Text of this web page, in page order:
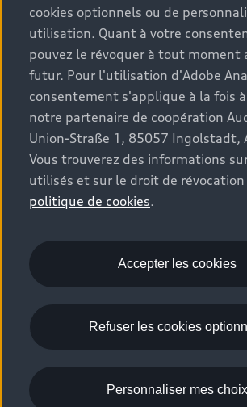
Modèles électriques
Hybrides plug-in
Configurateur
Véhicules neufs disponibles
Audi Gebrauchtwagen :plus
Clients professionnels
Audi exclusive
Accessoires d'origine Audi
Audi Services
Services numériques Audi
myAudi
Garantie & assistance
Partenaire Service Audi
Espace client
Contact
Trouver mon partenaire Audi
Demande d'essai
Audi World
Stories of Progress
Audi quattro Cup
Stories of Luxembourg
© 2026 Audi AG. Tous droits réservés.
La marque Recrutement
WLTP
Emissions CO2
Mentions légales
Politique de confidentialité
Gérer vos cookies
EU Data Act
Please select country
cookies optionnels ou de
utilisation. Quant à votre
pouvez le révoquer à tout moment
futur. Pour l'utilisation d'Adobe
consentement s'applique à la fois
notre partenaire de coopération
Union-Straße 1, 85057 Ingolstadt,
Vous trouverez des informations
utilisés et sur le droit de
politique de cookies.
Accepter les cookies
Refuser les cookies
Personnaliser mes choix